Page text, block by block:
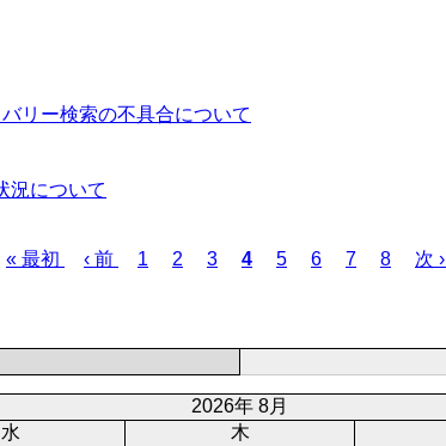
リー検索の不具合について
況について
先
« 最初
前
‹ 前 Page
1 Page
2 Page
3
カ
ジ
4 Page
5 Page
6 Page
7 Page
8
次
次 ›
2026年 8月
水 木